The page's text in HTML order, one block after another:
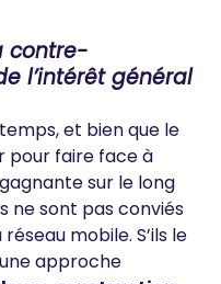
contre-
l’intérêt général
et bien que le
pour faire face à
sur le long
ne sont pas conviés
mobile. S’ils le
approche